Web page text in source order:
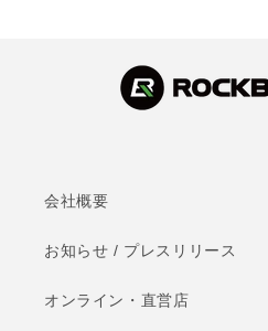
会社概要
お知らせ / プレスリリース
オンライン・直営店